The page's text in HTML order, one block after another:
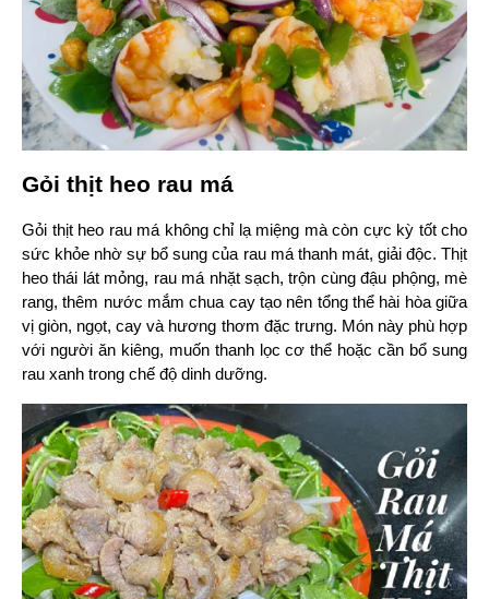
Gỏi thịt heo rau má
Gỏi thịt heo rau má không chỉ lạ miệng mà còn cực kỳ tốt cho
sức khỏe nhờ sự bổ sung của rau má thanh mát, giải độc. Thịt
heo thái lát mỏng, rau má nhặt sạch, trộn cùng đậu phộng, mè
rang, thêm nước mắm chua cay tạo nên tổng thể hài hòa giữa
vị giòn, ngọt, cay và hương thơm đặc trưng. Món này phù hợp
với người ăn kiêng, muốn thanh lọc cơ thể hoặc cần bổ sung
rau xanh trong chế độ dinh dưỡng.